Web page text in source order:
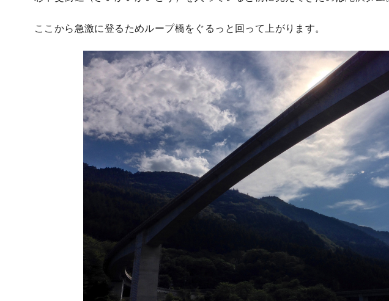
ここから急激に登るためループ橋をぐるっと回って上がります。